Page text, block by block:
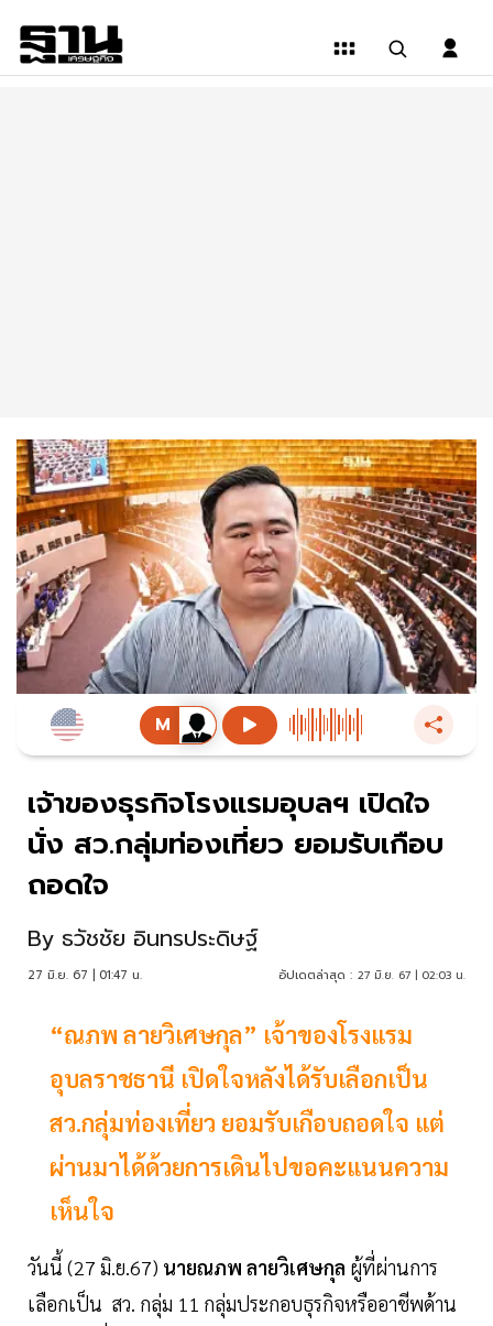
เจ้าของธุรกิจโรงแรมอุบลฯ เปิดใจ
นั่ง สว.กลุ่มท่องเที่ยว ยอมรับเกือบ
ถอดใจ
By ธวัชชัย อินทรประดิษฐ์
27 มิ.ย. 67 | 01:47 น. อัปเดตล่าสุด : 27 มิ.ย. 67 | 02:03 น.
“ณภพ ลายวิเศษกุล” เจ้าของโรงแรม
อุบลราชธานี เปิดใจหลังได้รับเลือกเป็น
สว.กลุ่มท่องเที่ยว ยอมรับเกือบถอดใจ แต่
ผ่านมาได้ด้วยการเดินไปขอคะแนนความ
เห็นใจ
วันนี้ (27 มิ.ย.67) นายณภพ ลายวิเศษกุล ผู้ที่ผ่านการ
เลือกเป็น สว. กลุ่ม 11 กลุ่มประกอบธุรกิจหรืออาชีพด้าน